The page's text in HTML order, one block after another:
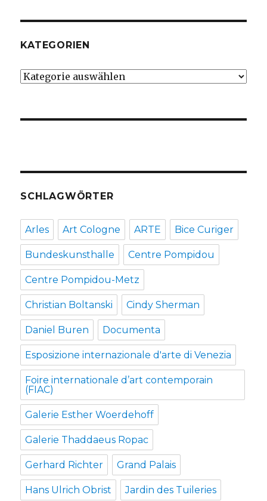
KATEGORIEN
Kategorien
SCHLAGWÖRTER
Arles Art Cologne ARTE Bice Curiger
Bundeskunsthalle Centre Pompidou
Centre Pompidou-Metz
Christian Boltanski Cindy Sherman
Daniel Buren Documenta
Esposizione internazionale d'arte di Venezia
Foire internationale d’art contemporain
(FIAC)
Galerie Esther Woerdehoff
Galerie Thaddaeus Ropac
Gerhard Richter Grand Palais
Hans Ulrich Obrist Jardin des Tuileries